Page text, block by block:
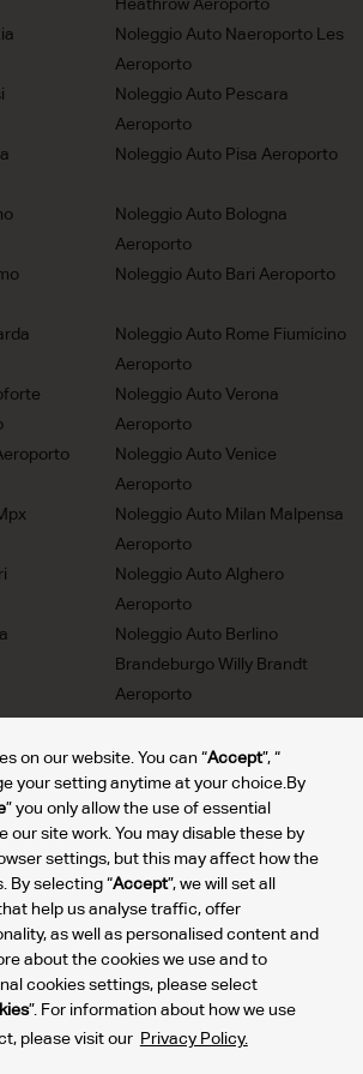
on our website. You can “Accept”, “
your setting anytime at your choice.By
” you only allow the use of essential
our site work. You may disable these by
settings, but this may affect how the
By selecting “Accept”, we will set all
help us analyse traffic, offer
as well as personalised content and
about the cookies we use and to
cookies settings, please select
”. For information about how we use
please visit our Privacy Policy.
Heathrow Aeroporto
Noleggio Auto Naeroporto Les
Aeroporto
Noleggio Auto Pescara
Aeroporto
Noleggio Auto Pisa Aeroporto
Noleggio Auto Bologna
Aeroporto
Noleggio Auto Bari Aeroporto
Noleggio Auto Rome Fiumicino
Aeroporto
Noleggio Auto Verona
Aeroporto
Noleggio Auto Venice
Aeroporto
Noleggio Auto Milan Malpensa
Aeroporto
Noleggio Auto Alghero
Aeroporto
Noleggio Auto Berlino
Brandeburgo Willy Brandt
Aeroporto
Aeroporto
Noleggio Auto Lione Saint
Exupery Aeroporto
Noleggio Auto Reggio Calabria
Aeroporto
Noleggio Auto Rome Aeroporto